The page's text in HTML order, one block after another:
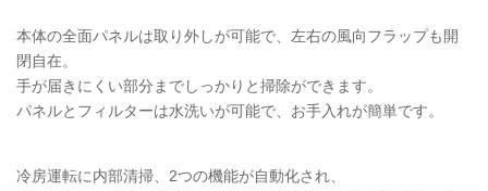
本体の全面パネルは取り外しが可能で、左右の風向フラップも開
閉自在。
手が届きにくい部分までしっかりと掃除ができます。
パネルとフィルターは水洗いが可能で、お手入れが簡単です。
冷房運転に内部清掃、2つの機能が自動化され、